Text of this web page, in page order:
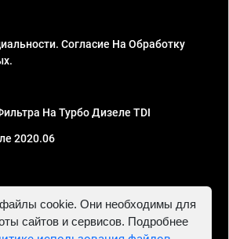
Согласие На Обработку
На Турбо Дизеле TDI
2020.06
Павлович. ИНН 781302555843,
файлы cookie. Они необходимы для
сайтов и сервисов. Подробнее